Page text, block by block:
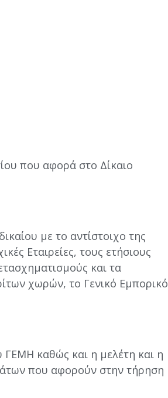
που αφορά στο Δίκαιο
με το αντίστοιχο της
Εταιρείες, τους ετήσιους
και τα
χωρών, το Γενικό Εμπορικό
ΓΕΜΗ καθώς και η μελέτη και η
που αφορούν στην τήρηση